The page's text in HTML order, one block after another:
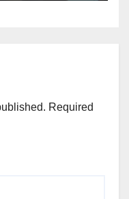
Required